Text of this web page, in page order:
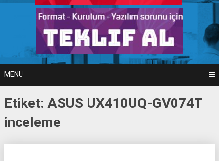
MENU
Etiket: ASUS UX410UQ-GV074T
inceleme